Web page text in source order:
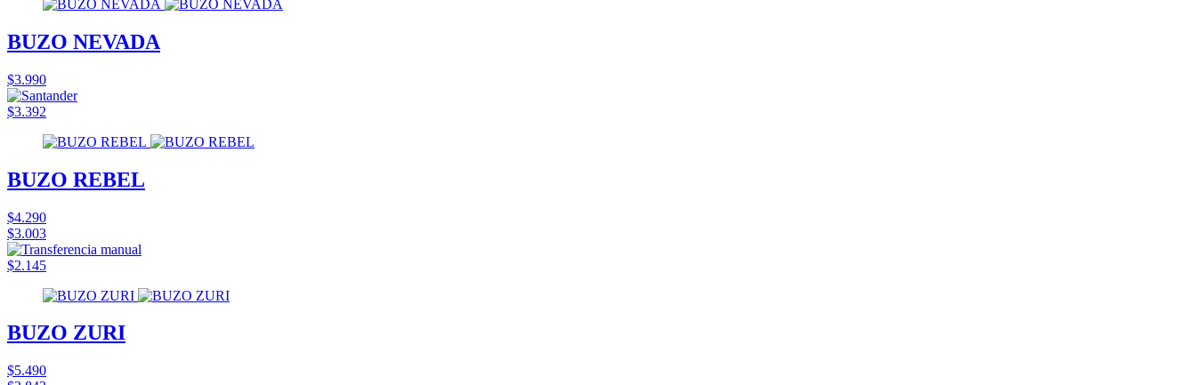
BUZO NEVADA
$3.990
$3.392
BUZO REBEL
$4.290
$3.003
$2.145
BUZO ZURI
$5.490